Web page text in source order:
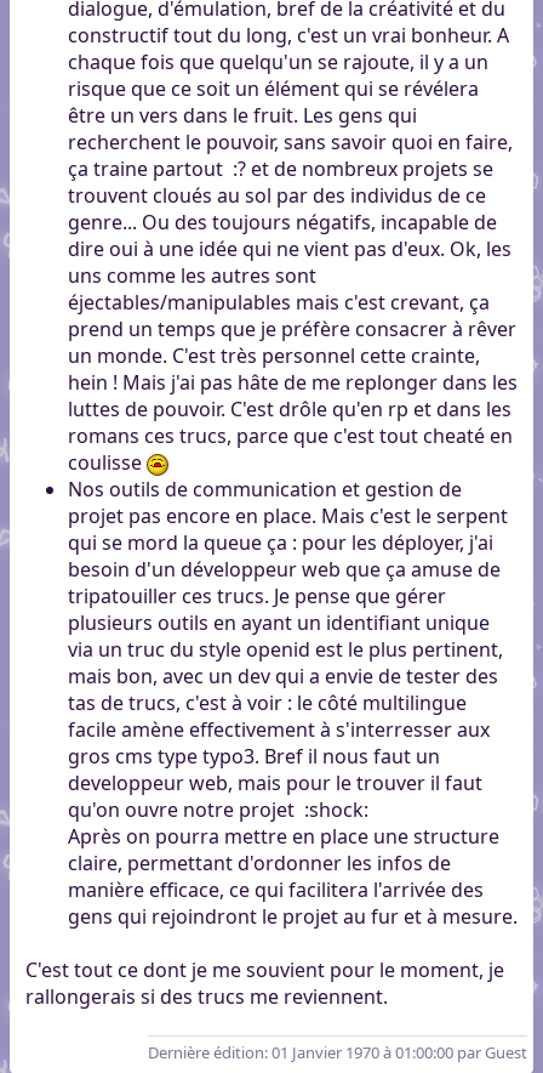
dialogue, d'émulation, bref de la créativité et du
constructif tout du long, c'est un vrai bonheur. A
chaque fois que quelqu'un se rajoute, il y a un
risque que ce soit un élément qui se révélera
être un vers dans le fruit. Les gens qui
recherchent le pouvoir, sans savoir quoi en faire,
ça traine partout :?et de nombreux projets se
trouvent cloués au sol par des individus de ce
genre... Ou des toujours négatifs, incapable de
dire oui à une idée qui ne vient pas d'eux. Ok, les
uns comme les autres sont
éjectables/manipulables mais c'est crevant, ça
prend un temps que je préfère consacrer à rêver
un monde. C'est très personnel cette crainte,
hein ! Mais j'ai pas hâte de me replonger dans les
luttes de pouvoir. C'est drôle qu'en rp et dans les
romans ces trucs, parce que c'est tout cheaté en
coulisse
Nos outils de communication et gestion de
projet pas encore en place. Mais c'est le serpent
qui se mord la queue ça : pour les déployer, j'ai
besoin d'un développeur web que ça amuse de
tripatouiller ces trucs. Je pense que gérer
plusieurs outils en ayant un identifiant unique
via un truc du style openid est le plus pertinent,
mais bon, avec un dev qui a envie de tester des
tas de trucs, c'est à voir : le côté multilingue
facile amène effectivement à s'interresser aux
gros cms type typo3. Bref il nous faut un
developpeur web, mais pour le trouver il faut
qu'on ouvre notre projet :shock:
Après on pourra mettre en place une structure
claire, permettant d'ordonner les infos de
manière efficace, ce qui facilitera l'arrivée des
gens qui rejoindront le projet au fur et à mesure.
C'est tout ce dont je me souvient pour le moment, je
rallongerais si des trucs me reviennent.
Dernière édition: 01 Janvier 1970 à 01:00:00 par Guest